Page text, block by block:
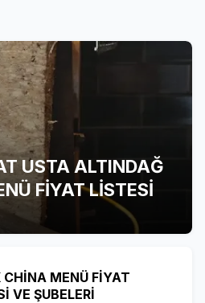
USTA ALTINDAĞ
FİYAT LİSTESİ
CHİNA MENÜ FİYAT
VE ŞUBELERİ